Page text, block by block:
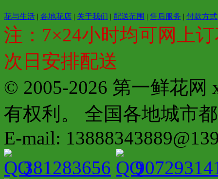
花与生活 | 各地花店 | 关于我们 | 配送范围 | 售后服务 | 付款方式
注：7×24小时均可网上
次日安排配送
© 2005-2026 第一鲜花网
有权利。 全国各地城市
E-mail:
381283656